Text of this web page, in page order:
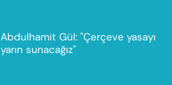
Abdulhamit Gül: "Çerçeve yasayı
yarın sunacağız"